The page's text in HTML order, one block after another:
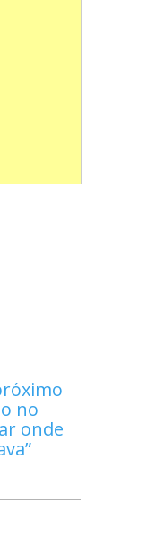
no
onde